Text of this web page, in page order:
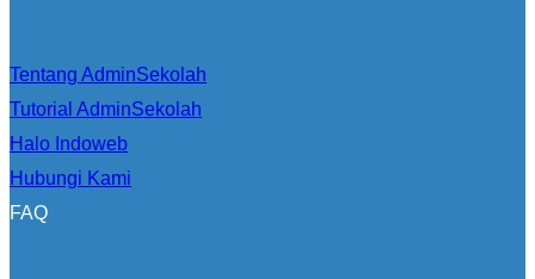
Tentang AdminSekolah
Tutorial AdminSekolah
Halo Indoweb
Hubungi Kami
FAQ